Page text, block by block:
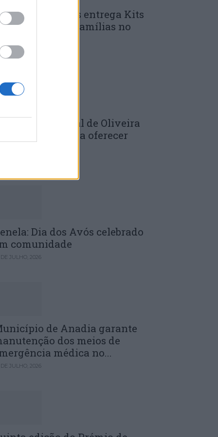
de Góis entrega Kits
Comunitários às famílias no
DE JULHO, 2026
Câmara Municipal de Oliveira
do Hospital volta a oferecer
Dia dos Avós celebrado
comunidade
JULHO, 2026
de Anadia garante
dos meios de
médica no...
JULHO, 2026